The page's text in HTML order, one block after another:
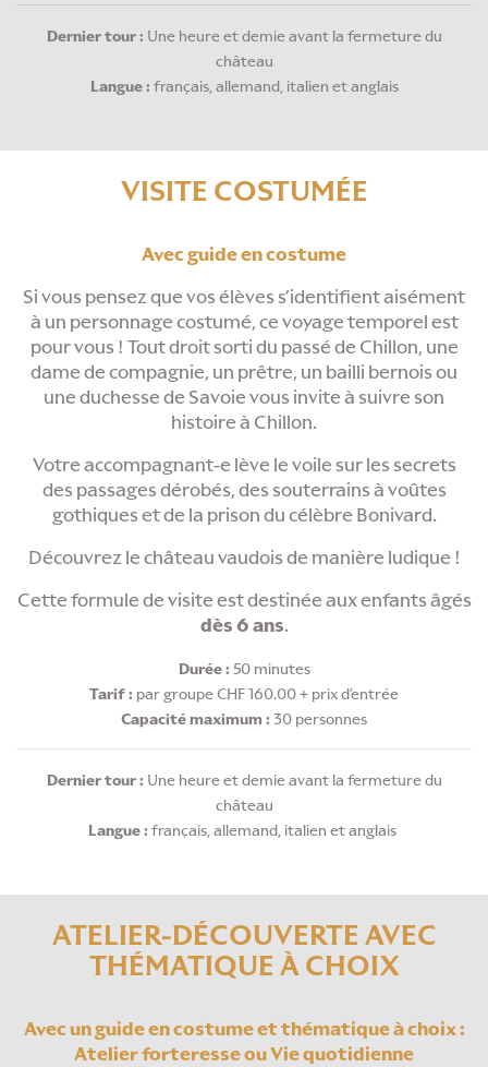
VISITE SCOLAIRE
Dernier tour : Une heure et demie avant la fermeture du
château
Langue : français, allemand, italien et anglais
VISITE COSTUMÉE
Avecguide en costume
Si vous pensez que vos élèves s’identifient aisément
à un personnage costumé, ce voyage temporel est
pour vous ! Tout droit sorti du passé de Chillon, une
dame de compagnie, un prêtre, un bailli bernois ou
une duchesse de Savoie vous invite à suivre son
histoire à Chillon.
Votre accompagnant-e lève le voile sur les secrets
des passages dérobés, des souterrains à voûtes
gothiques et de la prison du célèbre Bonivard.
Découvrez le château vaudois de manière ludique !
Cette formule de visite est destinée aux enfants âgés
dès 6 ans.
Durée : 50 minutes
Tarif : par groupe CHF 160.00 + prix d’entrée
Capacité maximum : 30 personnes
Dernier tour : Une heure et demie avant la fermeture du
château
Langue : français, allemand, italien et anglais
ATELIER-DÉCOUVERTE AVEC
THÉMATIQUE À CHOIX
Avec un guide en costume et thématique à choix :
Atelier forteresse ou Vie quotidienne